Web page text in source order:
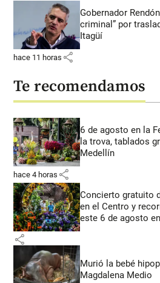
Gobernador
criminal” por
Itagüí
hace 11 horas share
Te recomendamos
6 de agosto en la
la trova, tablados
Medellín
hace 4 horas share
Concierto gratuito
en el Centro y
este 6 de agosto
share
Murió la bebé
Magdalena Medio